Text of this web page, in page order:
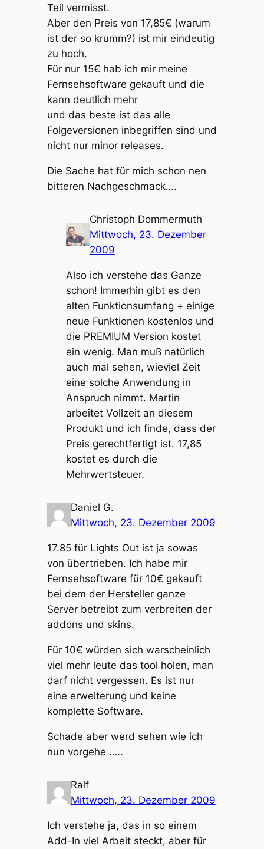
Teil vermisst.
Aber den Preis von 17,85€ (warum
ist der so krumm?) ist mir eindeutig
zu hoch.
Für nur 15€ hab ich mir meine
Fernsehsoftware gekauft und die
kann deutlich mehr
und das beste ist das alle
Folgeversionen inbegriffen sind und
nicht nur minor releases.
Die Sache hat für mich schon nen
bitteren Nachgeschmack….
Christoph Dommermuth
Mittwoch, 23. Dezember
2009
Also ich verstehe das Ganze
schon! Immerhin gibt es den
alten Funktionsumfang + einige
neue Funktionen kostenlos und
die PREMIUM Version kostet
ein wenig. Man muß natürlich
auch mal sehen, wieviel Zeit
eine solche Anwendung in
Anspruch nimmt. Martin
arbeitet Vollzeit an diesem
Produkt und ich finde, dass der
Preis gerechtfertigt ist. 17,85
kostet es durch die
Mehrwertsteuer.
Daniel G.
Mittwoch, 23. Dezember 2009
17.85 für Lights Out ist ja sowas
von übertrieben. Ich habe mir
Fernsehsoftware für 10€ gekauft
bei dem der Hersteller ganze
Server betreibt zum verbreiten der
addons und skins.
Für 10€ würden sich warscheinlich
viel mehr leute das tool holen, man
darf nicht vergessen. Es ist nur
eine erweiterung und keine
komplette Software.
Schade aber werd sehen wie ich
nun vorgehe …..
Ralf
Mittwoch, 23. Dezember 2009
Ich verstehe ja, das in so einem
Add-In viel Arbeit steckt, aber für